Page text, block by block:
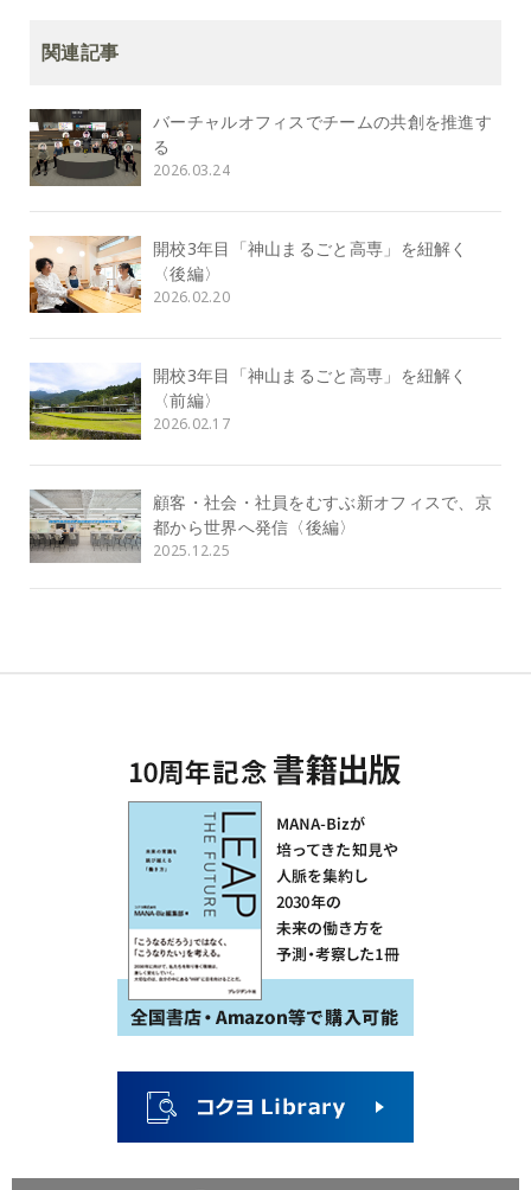
関連記事
バーチャルオフィスでチームの共創を推進す
る
2026.03.24
開校3年目「神山まるごと高専」を紐解く
〈後編〉
2026.02.20
開校3年目「神山まるごと高専」を紐解く
〈前編〉
2026.02.17
顧客・社会・社員をむすぶ新オフィスで、京
都から世界へ発信〈後編〉
2025.12.25